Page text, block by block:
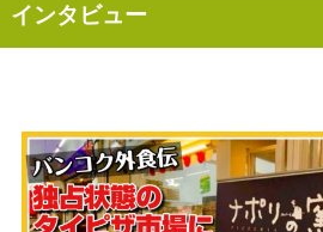
インタビュー